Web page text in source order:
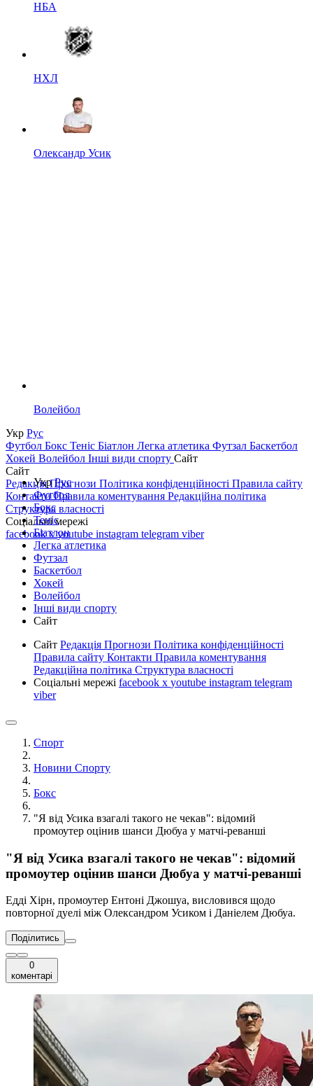
НБА
НХЛ
Олександр Усик
Волейбол
Укр Рус
Футбол Бокс Теніс Біатлон Легка атлетика Футзал Баскетбол
Хокей Волейбол Інші види спорту Сайт
Сайт
РедакціяПрогнози Політика конфіденційності Правила сайту
КонтактиПравила коментування Редакційна політика
Структура власності
Соціальні мережі
facebookxyoutube instagram telegram viber
УкрРус
Футбол
Бокс
Теніс
Біатлон
Легка атлетика
Футзал
Баскетбол
Хокей
Волейбол
Інші види спорту
Сайт
Сайт Редакція Прогнози Політика конфіденційності
Правила сайту Контакти Правила коментування
Редакційна політика Структура власності
Соціальні мережі facebook x youtube instagram telegram
viber
Спорт
Новини Спорту
Бокс
"Я від Усика взагалі такого не чекав": відомий
промоутер оцінив шанси Дюбуа у матчі-реванші
"Я від Усика взагалі такого не чекав": відомий
промоутер оцінив шанси Дюбуа у матчі-реванші
Едді Хірн, промоутер Ентоні Джошуа, висловився щодо
повторної дуелі між Олександром Усиком і Даніелем Дюбуа.
Поділитись
0
коментарі